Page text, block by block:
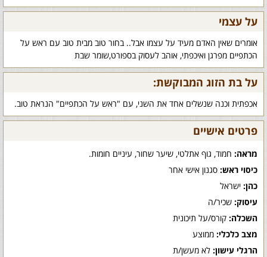
על עצמי
אומרים שאין האדם מעיד על עצמו אבל.. בחור טוב מבית טוב עם ראש על
הכתפיים מפרגן ואיכפתי, אוהב לעסוק בספורט,שומר שבת
על בת הזוג המבוקשת:
אכפתית וכנה שנשלים אחד את השני, עם "ראש על הכתפיים" הנראת טוב.
פרטים אישיים
מראה: חמוד, גוף אתלטי, שיער שחור, עיניים חומות.
כיסוי ראש: סגנון אישי אחר
כהן: ישראל
עיסוק: שכיר/ה
השכלה: קורס/על תיכונית
מצב כלכלי: ממוצע
הרגלי עישון: לא מעשן/ת